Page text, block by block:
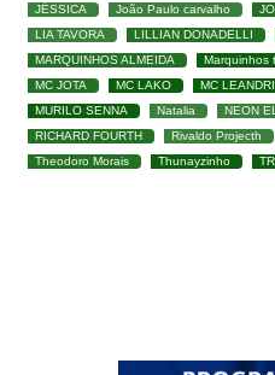
JÉSSICA
João Paulo carvalho
LIA TAVORA
LILLIAN DONADELLI
MARQUINHOS ALMEIDA
Marquinhos
MC JOTA
MC LAKO MC
MURILO SENNA
Natalia NEON
RICHARD FOURTH
Rivaldo Projecth
Theodoro Morais
Thunayzinho